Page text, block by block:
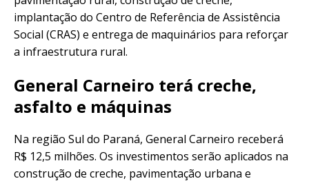
implantação do Centro de Referência de Assistência
Social (CRAS) e entrega de maquinários para reforçar
a infraestrutura rural.
General Carneiro terá creche,
asfalto e máquinas
Na região Sul do Paraná, General Carneiro receberá
R$ 12,5 milhões. Os investimentos serão aplicados na
construção de creche, pavimentação urbana e